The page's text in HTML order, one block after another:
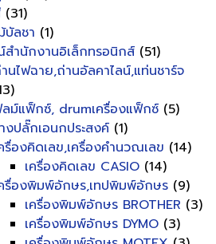
(31)
บัลชา (1)
ำนักงานอิเล็กทรอนิกส์ (51)
นไฟฉาย,ถ่านอัลคาไลน์,แท่นชาร์จ
ม์แฟ็กซ์, drumเครื่องแฟ็กซ์ (5)
งปลั๊กเอนกประสงค์ (1)
รื่องคิดเลข,เครื่องคำนวณเลข (14)
เครื่องคิดเลข CASIO (14)
รื่องพิมพ์อักษร,เทปพิมพ์อักษร (9)
เครื่องพิมพ์อักษร BROTHER (3)
เครื่องพิมพ์อักษร DYMO (3)